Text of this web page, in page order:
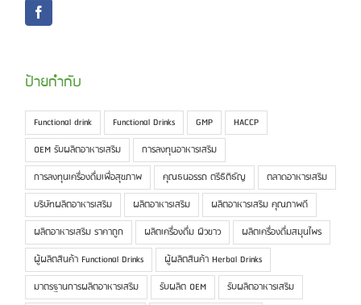
ป้ายกำกับ
Functional drink Functional Drinks GMP
HACCP
OEM รับผลิตอาหารเสริม
การลงทุนอาหารเสริม
การลงทุนเครื่องดื่มเพื่อสุขภาพ
คุณธนอรรถ ตรีธิติธัญ
ตลาดอาหารเสริม
บริษัทผลิตอาหารเสริม
ผลิตอาหารเสริม
ผลิตอาหารเสริม คุณภาพดี
ผลิตอาหารเสริม ราคาถูก
ผลิตเครื่องดื่ม ผิวขาว
ผลิตเครื่องดื่มสมุนไพร
ผู้ผลิตสินค้า Functional Drinks
ผู้ผลิตสินค้า Herbal Drinks
มาตรฐานการผลิตอาหารเสริม
รับผลิต OEM
รับผลิตอาหารเสริม